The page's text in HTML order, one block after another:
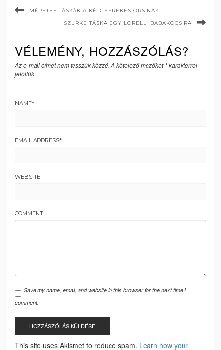
MÉRETES TÁSKÁK A KÉTGYEREKES ORSINAK
SZÜRKE TÁSKA EGY LORELLI BABAKOCSIRA
VÉLEMÉNY, HOZZÁSZÓLÁS?
Az e-mail címet nem tesszük közzé. A kötelező mezőket*karakterrel
jelöltük
NAME*
EMAIL ADDRESS*
WEBSITE
COMMENT
Save my name, email, and website in this browser for the next time I
comment.
This site uses Akismet to reduce spam. Learn how your